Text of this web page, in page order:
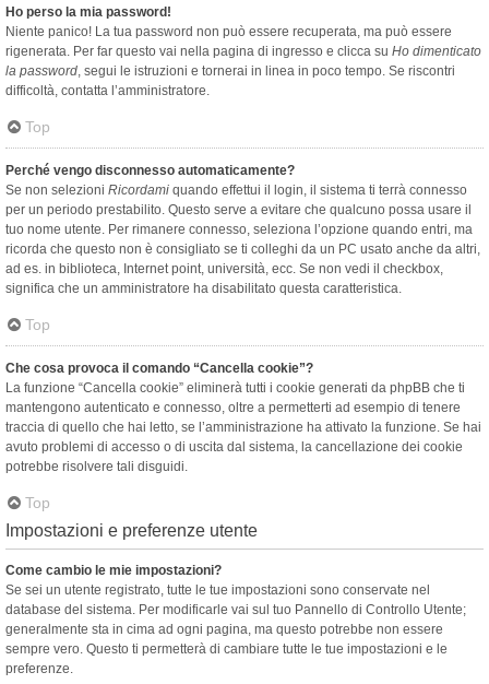
Ho perso la mia password!
Niente panico! La tua password non può essere recuperata, ma può essere
rigenerata. Per far questo vai nella pagina di ingresso e clicca su Ho dimenticato
la password, segui le istruzioni e tornerai in linea in poco tempo. Se riscontri
difficoltà, contatta l’amministratore.
Top
Perché vengo disconnesso automaticamente?
Se non selezioni Ricordami quando effettui il login, il sistema ti terrà connesso
per un periodo prestabilito. Questo serve a evitare che qualcuno possa usare il
tuo nome utente. Per rimanere connesso, seleziona l’opzione quando entri, ma
ricorda che questo non è consigliato se ti colleghi da un PC usato anche da altri,
ad es. in biblioteca, Internet point, università, ecc. Se non vedi il checkbox,
significa che un amministratore ha disabilitato questa caratteristica.
Top
Che cosa provoca il comando “Cancella cookie”?
La funzione “Cancella cookie” eliminerà tutti i cookie generati da phpBB che ti
mantengono autenticato e connesso, oltre a permetterti ad esempio di tenere
traccia di quello che hai letto, se l’amministrazione ha attivato la funzione. Se hai
avuto problemi di accesso o di uscita dal sistema, la cancellazione dei cookie
potrebbe risolvere tali disguidi.
Top
Impostazioni e preferenze utente
Come cambio le mie impostazioni?
Se sei un utente registrato, tutte le tue impostazioni sono conservate nel
database del sistema. Per modificarle vai sul tuo Pannello di Controllo Utente;
generalmente sta in cima ad ogni pagina, ma questo potrebbe non essere
sempre vero. Questo ti permetterà di cambiare tutte le tue impostazioni e le
preferenze.